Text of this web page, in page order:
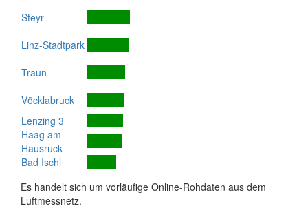
Steyr
Linz-Stadtpark
Traun
Vöcklabruck
Lenzing 3
Haag am
Hausruck
Bad Ischl
Es handelt sich um vorläufige Online-Rohdaten aus dem
Luftmessnetz.